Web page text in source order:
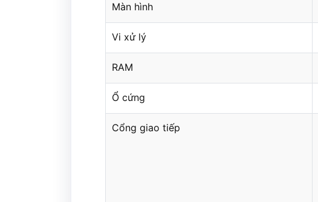
Màn hình
Vi xử lý
RAM
Ổ cứng
Cổng giao tiếp